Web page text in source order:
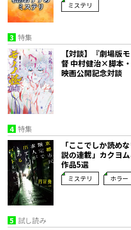
ミステリ
3 特集
【対談】『劇場版
督 中村健治×脚本
映画公開記念対談
4 特集
「ここでしか読め
説の連載」――カクヨ
作品5選
ミステリ ホラー
5 試し読み